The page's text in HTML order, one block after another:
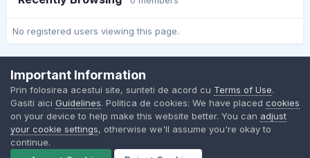
No registered users viewing this page.
Contact Us
BMW Club Romania
Powered by Invision Community
Important Information
Prin folosirea acestui site, sunteti de acord cu Terms of Use.
Gasiti aici Guidelines. Politica de cookies: We have placed cookies
on your device to help make this website better. You can adjust
your cookie settings, otherwise we'll assume you're okay to
continue.